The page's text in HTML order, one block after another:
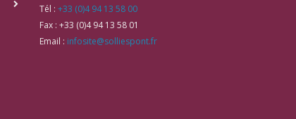
Tél : +33 (0)4 94 13 58 00
Fax : +33 (0)4 94 13 58 01
Email : infosite@solliespont.fr